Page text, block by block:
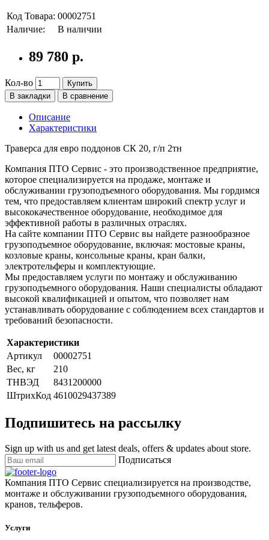
Код Товара: 00002751
Наличие:
В наличии
89 780 р.
Кол-во
Купить
В закладки
В сравнение
Описание
Характеристики
Траверса для евро поддонов СК 20, г/п 2тн
Компания ПТО Сервис - это производственное предприятие,
которое специализируется на продаже, монтаже и
обслуживании грузоподъемного оборудования. Мы гордимся
тем, что предоставляем клиентам широкий спектр услуг и
высококачественное оборудование, необходимое для
эффективной работы в различных отраслях.
На сайте компании ПТО Сервис вы найдете разнообразное
грузоподъемное оборудование, включая: мостовые краны,
козловые краны, консольные краны, кран балки,
электротельферы и комплектующие.
Мы предоставляем услуги по монтажу и обслуживанию
грузоподъемного оборудования. Наши специалисты обладают
высокой квалификацией и опытом, что позволяет нам
устанавливать оборудование с соблюдением всех стандартов и
требований безопасности.
Характеристики
Артикул
00002751
Вес, кг
210
ТНВЭД
8431200000
ШтрихКод 4610029437389
Подпишитесь на рассылку
Sign up with us and get latest deals, offers & updates about store.
Подписаться
Компания ПТО Сервис специализируется на производстве,
монтаже и обслуживании грузоподъемного оборудования,
кранов, тельферов.
Услуги